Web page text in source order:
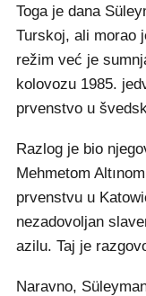
Toga je dana
Turskoj, ali morao
režim već je
kolovozu 1985.
prvenstvo u
Razlog je bio
Mehmetom
prvenstvu u
nezadovoljan
azilu. Taj je
Naravno,